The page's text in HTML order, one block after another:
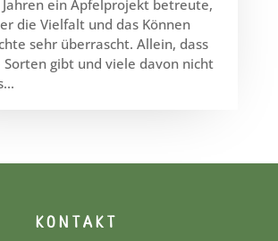
Jahren ein Apfelprojekt betreute,
die Vielfalt und das Können
sehr überrascht. Allein, dass
Sorten gibt und viele davon nicht
KONTAKT